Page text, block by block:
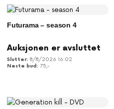
Futurama – season 4
Auksjonen er avsluttet
8/8/2026 16:02
75,-